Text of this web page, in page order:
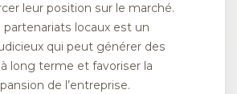
leur position sur le marché.
locaux est un
qui peut générer des
long terme et favoriser la
de l’entreprise.